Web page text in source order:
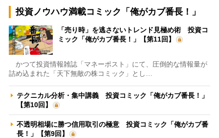
投資ノウハウ満載コミック「俺がカブ番長！」
「売り時」を逃さないトレンド見極め術 投資コ
ミック「俺がカブ番長！」【第11回】
かつて投資情報雑誌「マネーポスト」にて、圧倒的な情報量が
詰め込まれた「天下無敵の株コミック」とし…
テクニカル分析・集中講義 投資コミック「俺がカブ番長！」
【第10回】
不透明相場に勝つ信用取引の極意 投資コミック「俺がカブ番
長！」【第9回】